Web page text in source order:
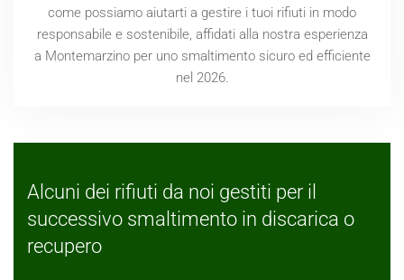
come possiamo aiutarti a gestire i tuoi rifiuti in modo
responsabile e sostenibile, affidati alla nostra esperienza
a Montemarzino per uno smaltimento sicuro ed efficiente
nel 2026.
Alcuni dei rifiuti da noi gestiti per il
successivo smaltimento in discarica o
recupero